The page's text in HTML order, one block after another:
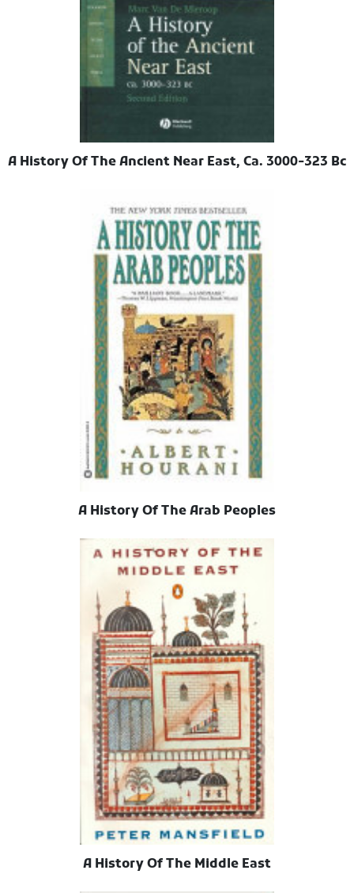
A History Of The Ancient Near East, Ca. 3000-323 Bc
A History Of The Arab Peoples
A History Of The Middle East